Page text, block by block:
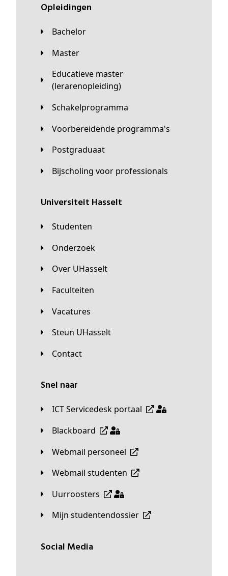
Opleidingen
Bachelor
Master
Educatieve master
(lerarenopleiding)
Schakelprogramma
Voorbereidende programma's
Postgraduaat
Bijscholing voor professionals
universiteit Hasselt
Studenten
Onderzoek
Over UHasselt
Faculteiten
Vacatures
Steun UHasselt
Contact
Snel naar
ICT Servicedesk portaal
Blackboard
Webmail personeel
Webmail studenten
Uurroosters
Mijn studentendossier
Social Media